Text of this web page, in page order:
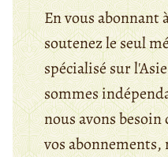
En vous abonnant
soutenez le seul
spécialisé sur
sommes
nous avons besoin
vos abonnements,